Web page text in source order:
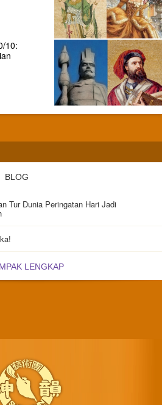
10:
BLOG
Tur Dunia Peringatan Hari Jadi
LENGKAP